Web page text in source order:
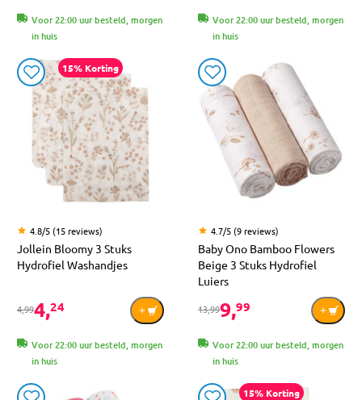
Voor 22:00 uur besteld, morgen
in huis
Voor 22:00 uur besteld, morgen
in huis
15% Korting
4.8/5 (15 reviews)
Jollein Bloomy 3 Stuks
Hydrofiel Washandjes
4,994,24
Voor 22:00 uur besteld, morgen
in huis
4.7/5 (9 reviews)
Baby Ono Bamboo Flowers
Beige 3 Stuks Hydrofiel
Luiers
13,999,99
Voor 22:00 uur besteld, morgen
in huis
15% Korting